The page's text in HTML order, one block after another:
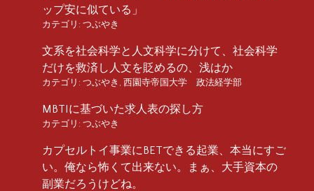
ップ安に似ている」
カテゴリ: つぶやき
文系を社会科学と人文科学に分けて、社会科学
だけを救済し人文を貶めるの、浅はか
カテゴリ: つぶやき 西園寺帝国大学 政法経学部
MBTIに基づいた求人表の探し方
カテゴリ: つぶやき
カプセルトイ事業にBETできる起業、本当にすご
い。俺なら怖くて出来ない。まぁ、大手資本の
副業だろうけどね。